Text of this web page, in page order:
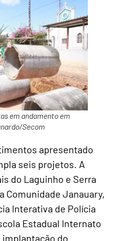
em andamento em
Secom
apresentado
seis projetos. A
do Laguinho e Serra
Comunidade Janauary,
Interativa de Polícia
Estadual Internato
implantação do